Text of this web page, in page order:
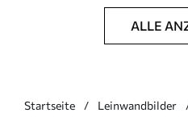
ALLE
Startseite Leinwandbilder